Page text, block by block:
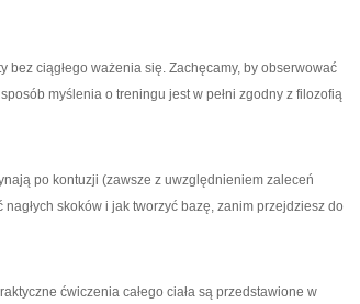
bez ciągłego ważenia się. Zachęcamy, by obserwować
myślenia o treningu jest w pełni zgodny z filozofią
po kontuzji (zawsze z uwzględnieniem zaleceń
skoków i jak tworzyć bazę, zanim przejdziesz do
ćwiczenia całego ciała są przedstawione w